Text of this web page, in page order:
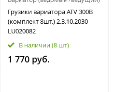
Грузики вариатора ATV 300B
(комплект 8шт.) 2.3.10.2030
LU020082
В наличии(8 шт)
1 770 руб.